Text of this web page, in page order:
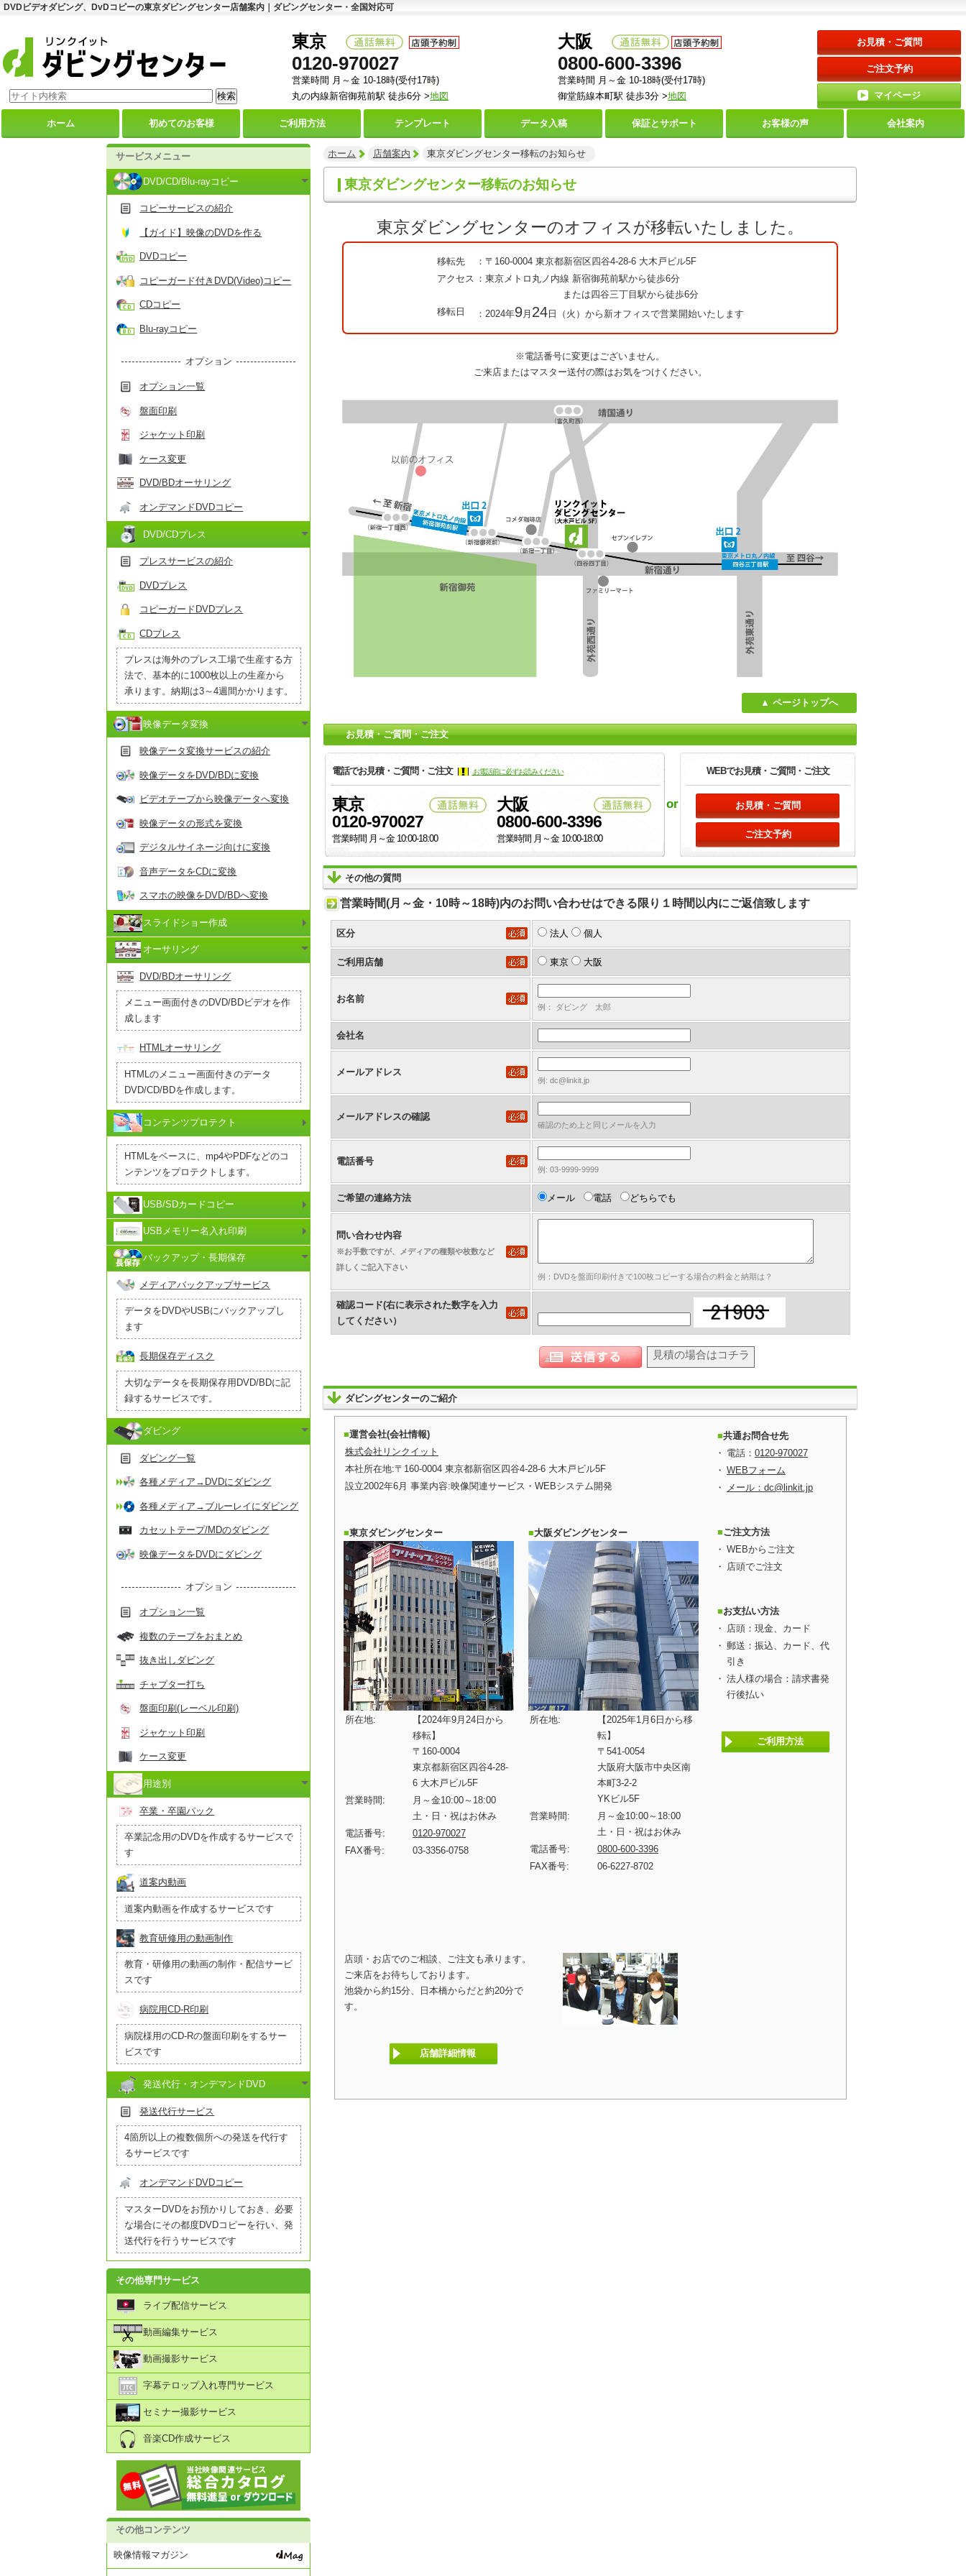
DVDビデオダビング、DvDコピーの東京ダビングセンター店舗案内｜ダビングセンター・全国対応可
お見積・ご質問
ご注文予約
マイページ
大阪
0800-600-3396
営業時間 月～金 10-18時(受付17時)
御堂筋線本町駅 徒歩3分 >地図
東京
0120-970027
営業時間 月～金 10-18時(受付17時)
丸の内線新宿御苑前駅 徒歩6分 >地図
ホーム 初めてのお客様 ご利用方法 テンプレート データ入稿 保証とサポート お客様の声 会社案内
サービスメニュー
DVD/CD/Blu-rayコピー
コピーサービスの紹介
【ガイド】映像のDVDを作る
DVDコピー
コピーガード付きDVD(Video)コピー
CDコピー
Blu-rayコピー
オプション
オプション一覧
盤面印刷
ジャケット印刷
ケース変更
DVD/BDオーサリング
オンデマンドDVDコピー
DVD/CDプレス
プレスサービスの紹介
DVDプレス
コピーガードDVDプレス
CDプレス
プレスは海外のプレス工場で生産する方
法で、基本的に1000枚以上の生産から
承ります。納期は3～4週間かかります。
映像データ変換
映像データ変換サービスの紹介
映像データをDVD/BDに変換
ビデオテープから映像データへ変換
映像データの形式を変換
デジタルサイネージ向けに変換
音声データをCDに変換
スマホの映像をDVD/BDへ変換
スライドショー作成
オーサリング
DVD/BDオーサリング
メニュー画面付きのDVD/BDビデオを作
成します
HTMLオーサリング
HTMLのメニュー画面付きのデータ
DVD/CD/BDを作成します。
コンテンツプロテクト
HTMLをベースに、mp4やPDFなどのコ
ンテンツをプロテクトします。
USB/SDカードコピー
USBメモリー名入れ印刷
バックアップ・長期保存
メディアバックアップサービス
データをDVDやUSBにバックアップし
ます
長期保存ディスク
大切なデータを長期保存用DVD/BDに記
録するサービスです。
ダビング
ダビング一覧
各種メディア→DVDにダビング
各種メディア→ブルーレイにダビング
カセットテープ/MDのダビング
映像データをDVDにダビング
オプション
オプション一覧
複数のテープをおまとめ
抜き出しダビング
チャプター打ち
盤面印刷(レーベル印刷)
ジャケット印刷
ケース変更
用途別
卒業・卒園パック
卒業記念用のDVDを作成するサービスで
す
道案内動画
道案内動画を作成するサービスです
教育研修用の動画制作
教育・研修用の動画の制作・配信サービ
スです
病院用CD-R印刷
病院様用のCD-Rの盤面印刷をするサー
ビスです
発送代行・オンデマンドDVD
発送代行サービス
4箇所以上の複数個所への発送を代行す
るサービスです
オンデマンドDVDコピー
マスターDVDをお預かりしておき、必要
な場合にその都度DVDコピーを行い、発
送代行を行うサービスです
その他専門サービス
ライブ配信サービス
動画編集サービス
動画撮影サービス
字幕テロップ入れ専門サービス
セミナー撮影サービス
音楽CD作成サービス
その他コンテンツ
映像情報マガジン
ホーム 店舗案内 東京ダビングセンター移転のお知らせ
東京ダビングセンター移転のお知らせ
東京ダビングセンターのオフィスが移転いたしました。
移転先
：〒160-0004 東京都新宿区四谷4-28-6 大木戸ビル5F
アクセス ：東京メトロ丸ノ内線 新宿御苑前駅から徒歩6分
または四谷三丁目駅から徒歩6分
移転日
：2024年9月 24日（火）から新オフィスで営業開始いたします
※電話番号に変更はございません。
ご来店またはマスター送付の際はお気をつけください。
ページトップへ
お見積・ご質問・ご注文
電話でお見積・ご質問・ご注文 お電話前に必ずお読みください
東京
0120-970027
営業時間 月～金 10:00-18:00
大阪
0800-600-3396
営業時間 月～金 10:00-18:00
or
WEBでお見積・ ご質問・ご注文
お見積・ご質問
ご注文予約
その他の質問
営業時間(月～金・10時～18時)内のお問い合わせはできる限り１時間以内にご返信致します
区分 法人 個人
ご利用店舗 東京 大阪
お名前
例： ダビング 太郎
会社名
メールアドレス
例: dc@linkit.jp
メールアドレスの確認
確認のため上と同じメールを入力
電話番号
例: 03-9999-9999
ご希望の連絡方法 メール 電話 どちらでも
問い合わせ内容
※お手数ですが、メディアの種類や枚数など
詳しくご記入下さい
例：DVDを盤面印刷付きで100枚コピーする場合の料金と納期は？
確認コード(右に表示された数字を入力
してください）
見積の場合はコチラ
ダビングセンターのご紹介
運営会社(会社情報)
株式会社リンクイット
本社所在地:〒160-0004 東京都新宿区四谷4-28-6 大木戸ビル5F
設立2002年6月 事業内容:映像関連サービス・WEBシステム開発
東京ダビングセンター
所在地:
【2024年9月24日から
移転】
〒160-0004
東京都新宿区四谷4-28-
6 大木戸ビル5F
営業時間:
月～金10:00～18:00
土・日・祝はお休み
電話番号:
0120-970027
FAX番号:
03-3356-0758
大阪ダビングセンター
所在地:
【2025年1月6日から移
転】
〒541-0054
大阪府大阪市中央区南
本町3-2-2
YKビル5F
営業時間:
月～金10:00～18:00
土・日・祝はお休み
電話番号:
0800-600-3396
FAX番号:
06-6227-8702
共通お問合せ先
電話： 0120-970027
WEBフォーム
メール：dc@linkit.jp
ご注文方法
WEBからご注文
店頭でご注文
お支払い方法
店頭：現金、カード
郵送：振込、カード、代
引き
法人様の場合：請求書発
行後払い
ご利用方法
店頭・お店でのご相談、ご注文も承ります。
ご来店をお待ちしております。
池袋から約15分、日本橋からだと約20分で
す。
店舗詳細情報